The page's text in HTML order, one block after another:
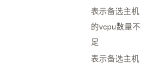
表示备选主机
的vcpu数量不
足
表示备选主机